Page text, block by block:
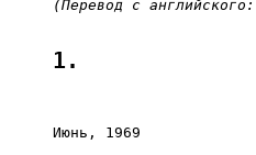
(Перевод с
1.
     Июнь, 1969